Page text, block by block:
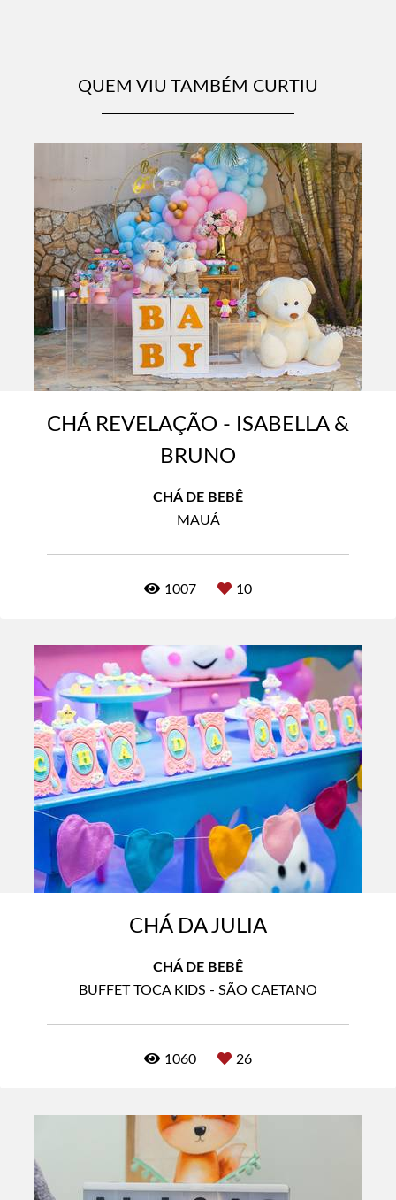
QUEM VIU TAMBÉM CURTIU
CHÁ REVELAÇÃO - ISABELLA &
BRUNO
CHÁ DE BEBÊ
MAUÁ
1007 10
CHÁ DA JULIA
CHÁ DE BEBÊ
BUFFET TOCA KIDS - SÃO CAETANO
1060 26